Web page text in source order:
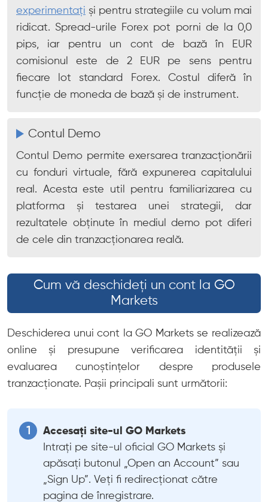
experimentați și pentru strategiile cu volum mai
ridicat. Spread-urile Forex pot porni de la 0,0
pips, iar pentru un cont de bază în EUR
comisionul este de 2 EUR pe sens pentru
fiecare lot standard Forex. Costul diferă în
funcție de moneda de bază și de instrument.
Contul Demo
Contul Demo permite exersarea tranzacționării
cu fonduri virtuale, fără expunerea capitalului
real. Acesta este util pentru familiarizarea cu
platforma și testarea unei strategii, dar
rezultatele obținute în mediul demo pot diferi
de cele din tranzacționarea reală.
Cum vă deschideți un cont la GO
Markets
Deschiderea unui cont la GO Markets se realizează
online și presupune verificarea identității și
evaluarea cunoștințelor despre produsele
tranzacționate. Pașii principali sunt următorii:
Accesați site-ul GO Markets
Intrați pe site-ul oficial GO Markets și
apăsați butonul „Open an Account” sau
„Sign Up”. Veți fi redirecționat către
pagina de înregistrare.